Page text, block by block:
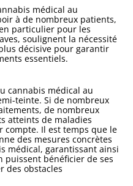
médical au
à de nombreux patients,
particulier pour les
soulignent la nécessité
décisive pour garantir
essentiels.
cannabis médical au
teinte. Si de nombreux
de nombreux
atteints de maladies
compte. Il est temps que le
des mesures concrètes
médical, garantissant ainsi
puissent bénéficier de ses
des obstacles